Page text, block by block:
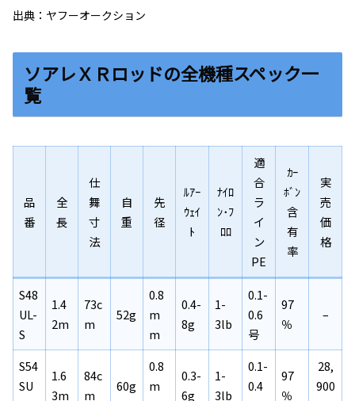
出典：ヤフーオークション
ソアレＸＲロッドの全機種スペック一
覧
品
番
全
長
仕
舞
寸
法
自
重
先
径
ﾙｱｰ
ｳｪｲ
ﾄ
ﾅｲﾛ
ﾝ･ﾌ
ﾛﾛ
適
合
ラ
イ
ン
PE
ｶｰ
ﾎﾞﾝ
含
有
率
実
売
価
格
S48
UL-
S
1.4
2m
73c
m
52g
0.8
m
m
0.4-
8g
1-
3lb
0.1-
0.6
号
97
％
–
S54
SU
1.6
3m
84c
m
60g
0.8
m
0.3-
6g
1-
3lb
0.1-
0.4
97
％
28,
900